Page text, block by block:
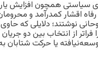
سیاستی همچون افزایش
اقشار کم‏درآمد و محرومان
نامه انتخابات ۲۹ اردیبهشت را فراتر از
یا حرکت